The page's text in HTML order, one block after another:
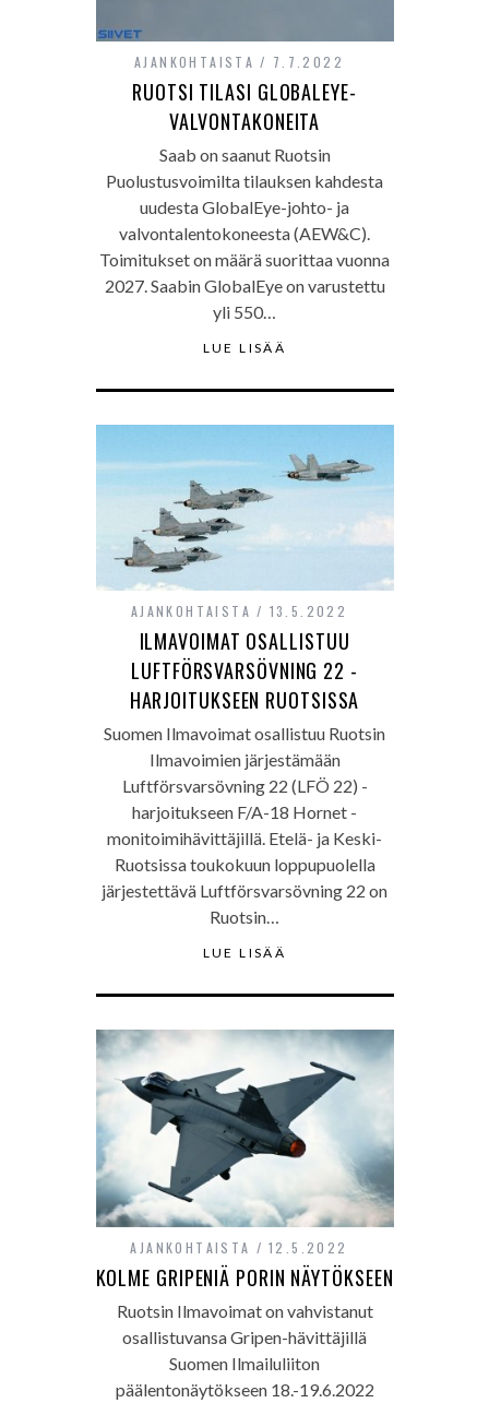
AJANKOHTAISTA 7.7.2022
RUOTSI TILASI GLOBALEYE-
VALVONTAKONEITA
Saab on saanut Ruotsin
Puolustusvoimilta tilauksen kahdesta
uudesta GlobalEye-johto- ja
valvontalentokoneesta (AEW&C).
Toimitukset on määrä suorittaa vuonna
2027. Saabin GlobalEye on varustettu
yli 550…
LUE LISÄÄ
AJANKOHTAISTA 13.5.2022
ILMAVOIMAT OSALLISTUU
LUFTFÖRSVARSÖVNING 22 -
HARJOITUKSEEN RUOTSISSA
Suomen Ilmavoimat osallistuu Ruotsin
Ilmavoimien järjestämään
Luftförsvarsövning 22 (LFÖ 22) -
harjoitukseen F/A-18 Hornet -
monitoimihävittäjillä. Etelä- ja Keski-
Ruotsissa toukokuun loppupuolella
järjestettävä Luftförsvarsövning 22 on
Ruotsin…
LUE LISÄÄ
AJANKOHTAISTA 12.5.2022
KOLME GRIPENIÄ PORIN NÄYTÖKSEEN
Ruotsin Ilmavoimat on vahvistanut
osallistuvansa Gripen-hävittäjillä
Suomen Ilmailuliiton
päälentonäytökseen 18.-19.6.2022